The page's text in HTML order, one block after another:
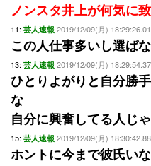
ノンスタ井上が何気に
11: 芸人速報 2019/12/09(月)
この人仕事多いし選ば
13: 芸人速報 2019/12/09(月)
ひとりよがりと自分勝
な
自分に興奮してる人じ
15: 芸人速報 2019/12/09(月)
ホントに今まで彼氏い